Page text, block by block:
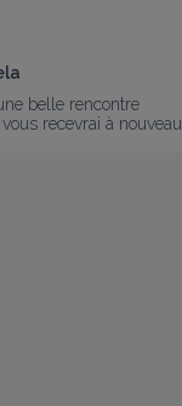
belle rencontre
recevrai à nouveau